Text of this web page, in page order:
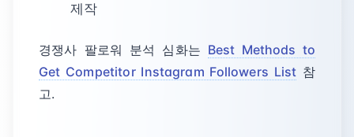
제작
경쟁사 팔로워 분석 심화는 Best Methods to
Get Competitor Instagram Followers List 참
고.